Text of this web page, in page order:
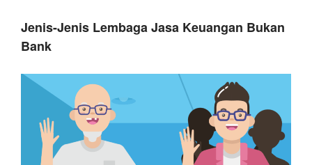
Jenis-Jenis Lembaga Jasa Keuangan Bukan
Bank